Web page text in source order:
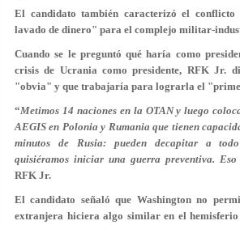
El candidato también caracterizó el conflicto
lavado de dinero" para el complejo militar-
Cuando se le preguntó qué haría como
crisis de Ucrania como presidente, RFK Jr.
"obvia" y que trabajaría para lograrla el
“Metimos 14 naciones en la OTAN y luego
AEGIS en Polonia y Rumania que tienen
minutos de Rusia: pueden decapitar a
quisiéramos iniciar una guerra preventiva. Eso
RFK Jr.
El candidato señaló que Washington no
extranjera hiciera algo similar en el hemisferio